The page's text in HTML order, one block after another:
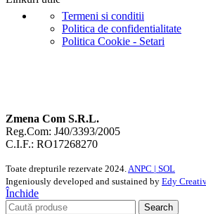
Termeni si conditii
Politica de confidentialitate
Politica Cookie - Setari
Zmena Com S.R.L.
Reg.Com: J40/3393/2005
C.I.F.: RO17268270
Toate drepturile rezervate 2024.ANPC | SOL
Ingeniously developed and sustained by Edy
Închide
Search